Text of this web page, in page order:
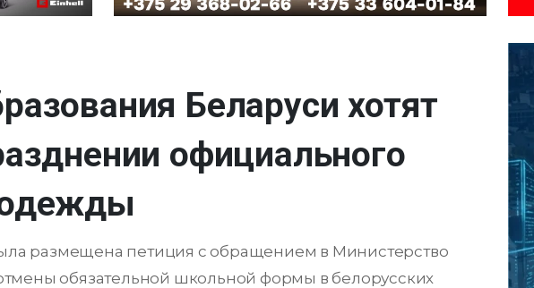
Беларуси хотят
официального
размещена петиция с обращением в Министерство
обязательной школьной формы в белорусских